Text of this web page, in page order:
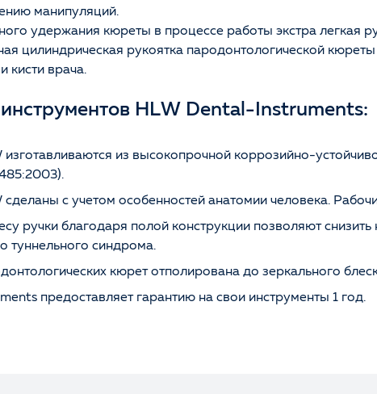
манипуляций.
удержания кюреты в процессе работы экстра легкая
цилиндрическая рукоятка пародонтологической
кисти врача.
HLW Dental-Instruments:
изготавливаются из высокопрочной коррозийно-
с учетом особенностей анатомии человека.
ручки благодаря полой конструкции позволяют
туннельного синдрома.
кюрет отполирована до зеркального
предоставляет гарантию на свои инструменты 1 год.